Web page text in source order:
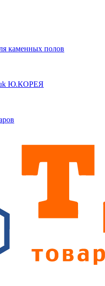
каменных полов
Ю.КОРЕЯ